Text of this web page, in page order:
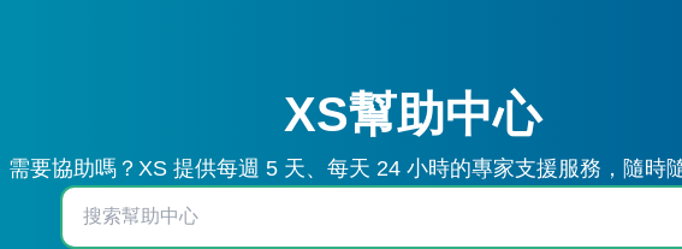
XS幫助中心
需要協助嗎？XS 提供每週 5 天、每天 24 小時的專家支援服務，隨時